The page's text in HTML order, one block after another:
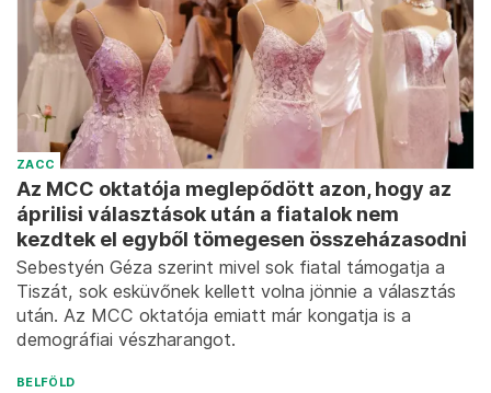
ZACC
Az MCC oktatója meglepődött azon, hogy az
áprilisi választások után a fiatalok nem
kezdtek el egyből tömegesen összeházasodni
Sebestyén Géza szerint mivel sok fiatal támogatja a
Tiszát, sok esküvőnek kellett volna jönnie a választás
után. Az MCC oktatója emiatt már kongatja is a
demográfiai vészharangot.
BELFÖLD